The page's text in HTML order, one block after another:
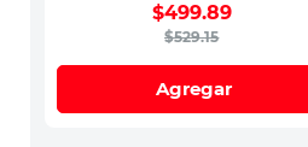
$529.15
$499.89
Agregar